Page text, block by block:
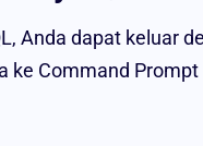
Anda dapat keluar
ke Command Prompt